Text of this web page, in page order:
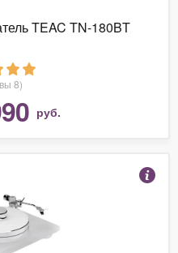
TEAC TN-180BT
8)
руб.